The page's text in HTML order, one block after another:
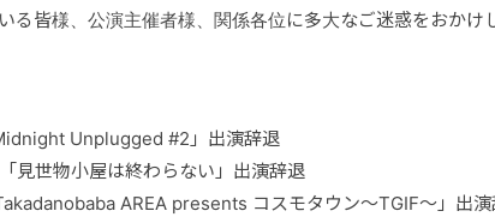
る皆様、公演主催者様、関係各位に多大なご迷惑をおかけ
Unplugged #2」出演辞退
見世物小屋は終わらない」出演辞退
AREA presents コスモタウン～TGIF～」出